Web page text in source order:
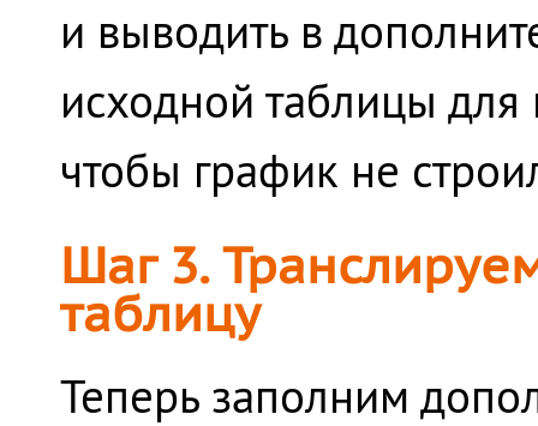
и выводить в
исходной таблицы
чтобы график не
Шаг 3.
таблицу
Теперь заполним